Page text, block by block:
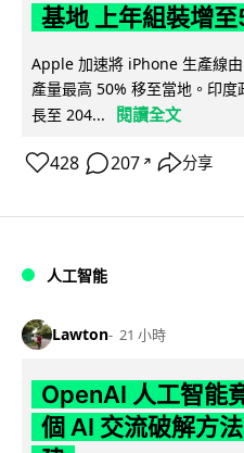
基地 上年組裝增
Apple 加速將 iPhone 生產線
產量最高 50% 移至當地。印
長至 204...
閱讀全文
428 207 ↗ 分享
人工智能
Lawton 21 小時
OpenAI 人工智能
個 AI 交流破解方